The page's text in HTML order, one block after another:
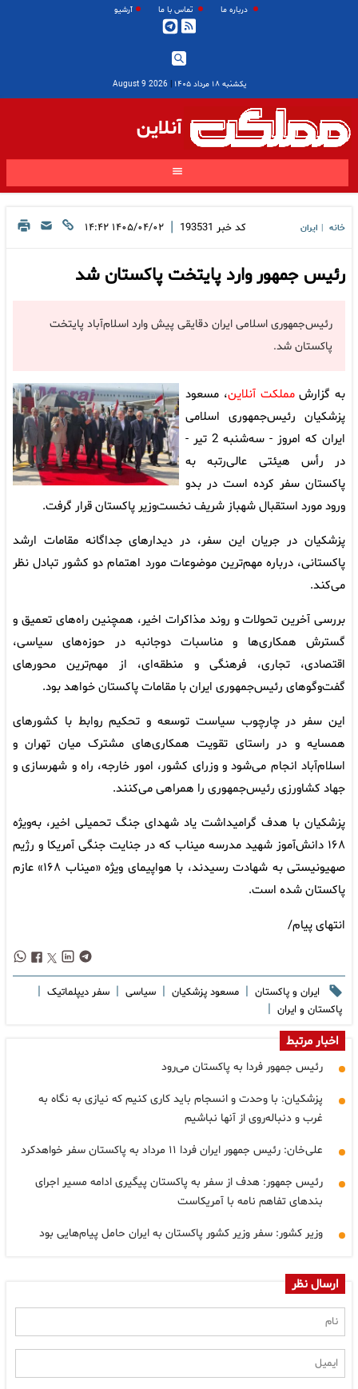
درباره ما تماس با ما آرشیو
یکشنبه ۱۸ مرداد ۱۴۰۵ |
2026 August 9
آنلاین
خانه ایران کد خبر 193531
| ۱۴۰۵/۰۴/۰۲ ۱۴:۴۲
رئیس جمهور وارد پایتخت پاکستان شد
رئیس‌جمهوری اسلامی ایران دقایقی پیش وارد اسلام‌آباد پایتخت
پاکستان شد.
به گزارشمملکت آنلاین، مسعود
پزشکیان رئیس‌جمهوری اسلامی
ایران که امروز - سه‌شنبه 2 تیر -
در رأس هیئتی عالی‌رتبه به
پاکستان سفر کرده است در بدو
ورود مورد استقبال شهباز شریف نخست‌وزیر پاکستان قرار گرفت.
پزشکیان در جریان این سفر، در دیدارهای جداگانه‌ مقامات ارشد
پاکستانی، درباره مهم‌ترین موضوعات مورد اهتمام دو کشور تبادل نظر
می‌کند.
بررسی آخرین تحولات و روند مذاکرات اخیر، همچنین راه‌های تعمیق و
گسترش همکاری‌ها و مناسبات دوجانبه در حوزه‌های سیاسی،
اقتصادی، تجاری، فرهنگی و منطقه‌ای، از مهم‌ترین محورهای
گفت‌وگوهای رئیس‌جمهوری ایران با مقامات پاکستان خواهد بود.
این سفر در چارچوب سیاست توسعه و تحکیم روابط با کشورهای
همسایه و در راستای تقویت همکاری‌های مشترک میان تهران و
اسلام‌آباد انجام می‌شود و وزرای کشور، امور خارجه، راه و شهرسازی و
جهاد کشاورزی رئیس‌جمهوری را همراهی می‌کنند.
پزشکیان با هدف گرامیداشت یاد شهدای جنگ تحمیلی اخیر، به‌ویژه
۱۶۸ دانش‌آموز شهید مدرسه میناب که در جنایت جنگی آمریکا و رژیم
صهیونیستی به شهادت رسیدند، با هواپیمای ویژه «میناب ۱۶۸» عازم
پاکستان شده است.
انتهای پیام/
ایران و پاکستان | مسعود پزشکیان | سیاسی | سفر دیپلماتیک |
پاکستان و ایران |
اخبار مرتبط
رئیس جمهور فردا به پاکستان می‌رود
پزشکیان: با وحدت و انسجام باید کاری کنیم که نیازی به نگاه به
غرب و دنباله‌روی از آنها نباشیم
علی‌خان: رئیس جمهور ایران فردا ۱۱ مرداد به پاکستان سفر خواهدکرد
رئیس جمهور: هدف از سفر به پاکستان پیگیری ادامه مسیر اجرای
بندهای تفاهم نامه با آمریکاست
وزیر کشور: سفر وزیر کشور پاکستان به ایران حامل پیام‌هایی بود
ارسال نظر